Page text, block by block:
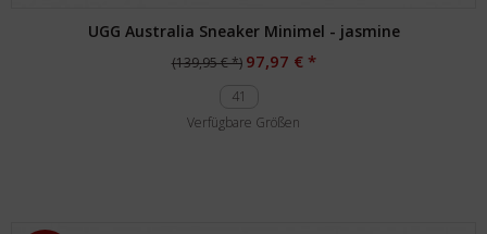
UGG Australia Sneaker Minimel - jasmine
(139,95 € *) 97,97 € *
41
Verfügbare Größen